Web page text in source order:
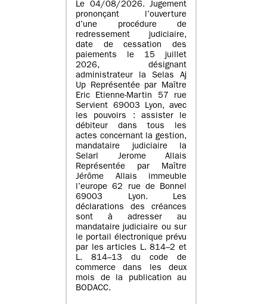
Le 04/08/2026. Jugement
prononçant l’ouverture
d’une procédure de
redressement judiciaire,
date de cessation des
paiements le 15 juillet
2026, désignant
administrateur la Selas Aj
Up Représentée par Maître
Eric Etienne-Martin 57 rue
Servient 69003 Lyon, avec
les pouvoirs : assister le
débiteur dans tous les
actes concernant la gestion,
mandataire judiciaire la
Selarl Jerome Allais
Représentée par Maître
Jérôme Allais immeuble
l’europe 62 rue de Bonnel
69003 Lyon. Les
déclarations des créances
sont à adresser au
mandataire judiciaire ou sur
le portail électronique prévu
par les articles L. 814–2 et
L. 814–13 du code de
commerce dans les deux
mois de la publication au
BODACC.